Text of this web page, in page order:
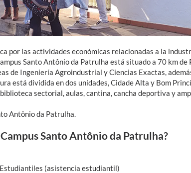
por las actividades económicas relacionadas a la
Santo Antônio da Patrulha está situado a 70 km de
de Ingeniería Agroindustrial y Ciencias Exactas,
está dividida en dos unidades, Cidade Alta y Bom
sectorial, aulas, cantina, cancha deportiva y
Antônio da Patrulha.
Santo Antônio da Patrulha?
(asistencia estudiantil)